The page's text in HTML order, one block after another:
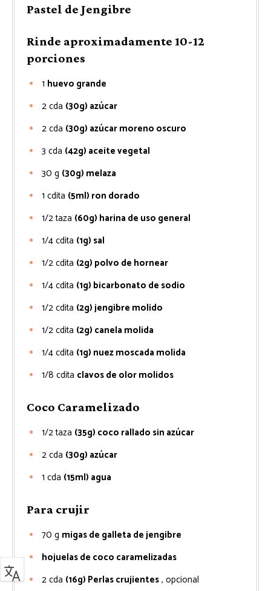
Pastel de Jengibre
Rinde aproximadamente 10-12
porciones
1 huevo grande
2cda (30g) azúcar
2cda (30g) azúcar moreno oscuro
3 cda (42g) aceite vegetal
30 g (30g) melaza
1 cdita (5ml) ron dorado
1/2taza (60g) harina de uso general
1/4cdita (1g) sal
1/2cdita (2g) polvo de hornear
1/4cdita (1g) bicarbonato de sodio
1/2cdita (2g) jengibre molido
1/2cdita (2g) canela molida
1/4cdita (1g) nuez moscada molida
1/8 cdita clavos de olor molidos
Coco Caramelizado
1/2taza (35g) coco rallado sin azúcar
2cda (30g) azúcar
1 cda (15ml) agua
Para crujir
70 g migas de galleta de jengibre
hojuelas de coco caramelizadas
2cda (16g) Perlas crujientes, opcional